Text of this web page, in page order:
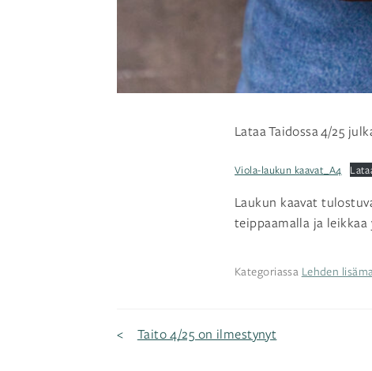
Lataa Taidossa 4/25
Viola-laukun kaavat_A4
Laukun kaavat
teippaamalla ja
Kategoriassa Lehden
Artikkelien
Taito 4/25 on ilmestynyt